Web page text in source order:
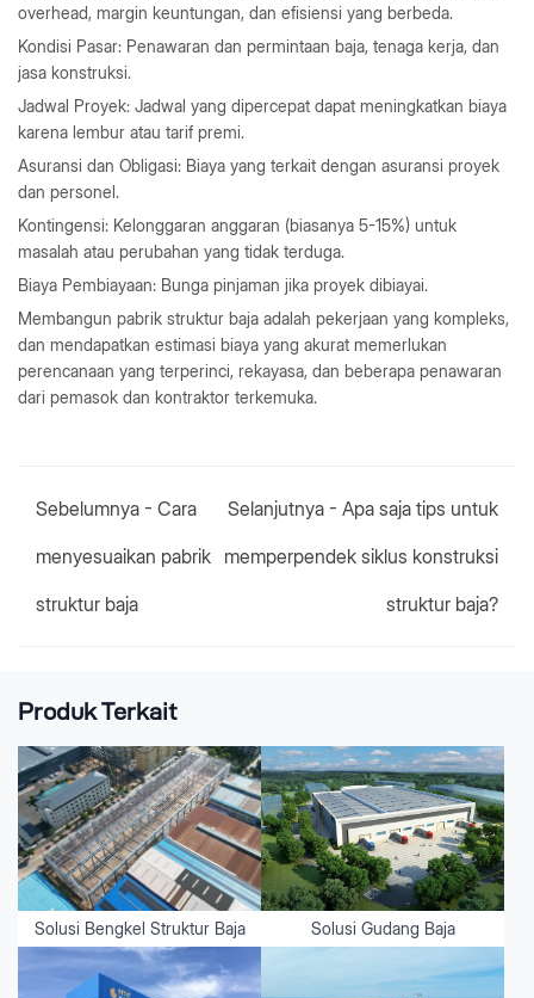
overhead, margin keuntungan, dan efisiensi yang berbeda.
Kondisi Pasar: Penawaran dan permintaan baja, tenaga kerja, dan
jasa konstruksi.
Jadwal Proyek: Jadwal yang dipercepat dapat meningkatkan biaya
karena lembur atau tarif premi.
Asuransi dan Obligasi: Biaya yang terkait dengan asuransi proyek
dan personel.
Kontingensi: Kelonggaran anggaran (biasanya 5-15%) untuk
masalah atau perubahan yang tidak terduga.
Biaya Pembiayaan: Bunga pinjaman jika proyek dibiayai.
Membangun pabrik struktur baja adalah pekerjaan yang kompleks,
dan mendapatkan estimasi biaya yang akurat memerlukan
perencanaan yang terperinci, rekayasa, dan beberapa penawaran
dari pemasok dan kontraktor terkemuka.
Sebelumnya - Cara
menyesuaikan pabrik
struktur baja
Selanjutnya - Apa saja tips untuk
memperpendek siklus konstruksi
struktur baja?
Produk Terkait
Solusi Bengkel Struktur Baja Solusi Gudang Baja